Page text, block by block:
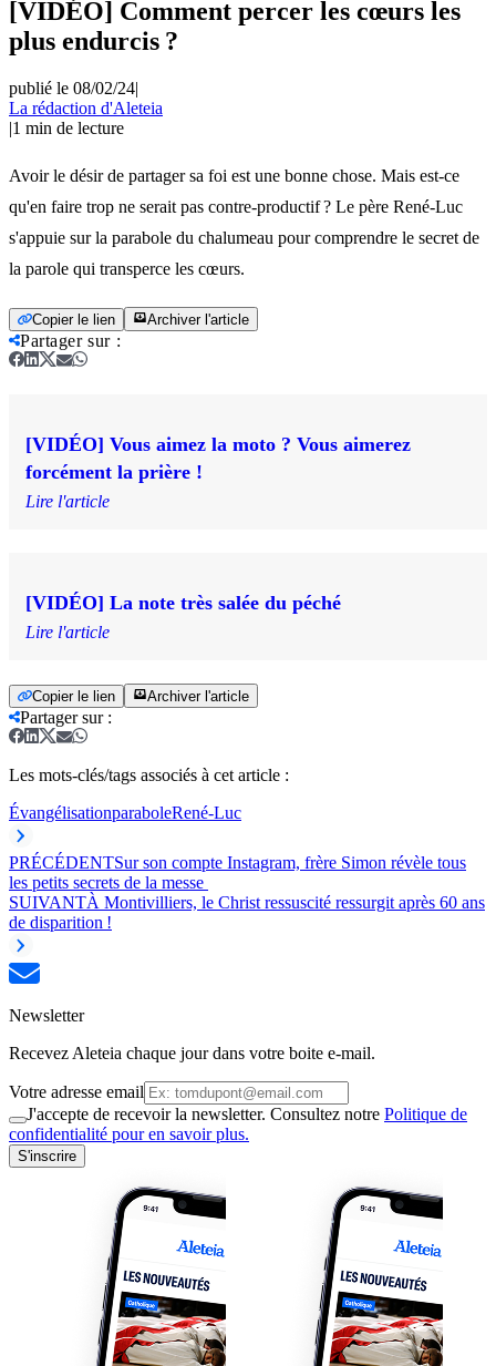
[VIDÉO] Comment percer les cœurs les
plus endurcis ?
publié le 08/02/24|
La rédaction d'Aleteia
|1 min de lecture
Avoir le désir de partager sa foi est une bonne chose. Mais est-ce
qu'en faire trop ne serait pas contre-productif ? Le père René-Luc
s'appuie sur la parabole du chalumeau pour comprendre le secret de
la parole qui transperce les cœurs.
Copier le lien Archiver l'article
Partager sur:
[VIDÉO] Vous aimez la moto ? Vous aimerez
forcément la prière !
Lire l'article
[VIDÉO] La note très salée du péché
Lire l'article
Copier le lien Archiver l'article
Partager sur:
Les mots-clés/tags associés à cet article :
ÉvangélisationparaboleRené-Luc
PRÉCÉDENTSur son compte Instagram, frère Simon révèle tous
les petits secrets de la messe
SUIVANTÀ Montivilliers, le Christ ressuscité ressurgit après 60 ans
de disparition !
Newsletter
Recevez Aleteia chaque jour dans votre boite e-mail.
Votre adresse email
J'accepte de recevoir la newsletter. Consultez notre Politique de
confidentialité pour en savoir plus.
S'inscrire